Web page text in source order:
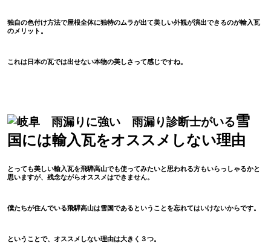
独自の色付け方法で屋根全体に独特のムラが出て美しい外観が演出できるのが輸入瓦
のメリット。
これは日本の瓦では出せない本物の美しさって感じですね。
雪
国には輸入瓦をオススメしない理由
とっても美しい輸入瓦を飛騨高山でも使ってみたいと思われる方もいらっしゃるかと
思いますが、残念ながらオススメはできません。
僕たちが住んでいる飛騨高山は雪国であるということを忘れてはいけないからです。
ということで、オススメしない理由は大きく３つ。